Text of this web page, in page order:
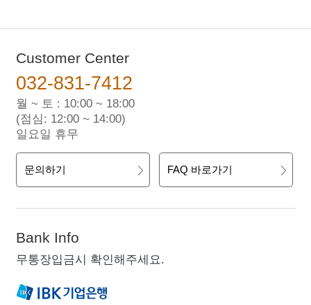
Customer Center
032-831-7412
월 ~ 토 : 10:00 ~ 18:00
(점심: 12:00 ~ 14:00)
일요일 휴무
문의하기 FAQ 바로가기
Bank Info
무통장입금시 확인해주세요.